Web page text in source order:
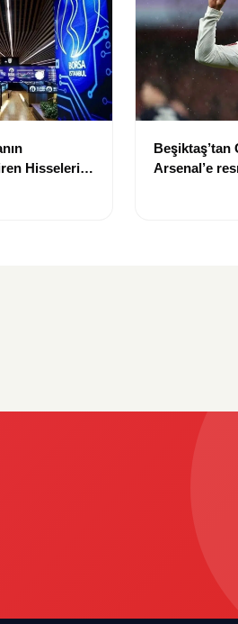
Hisseleri
Beşiktaş’tan
Arsenal’e